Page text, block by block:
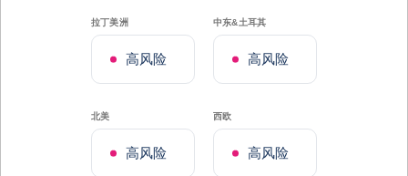
拉丁美洲
高风险
中东&土耳其
高风险
北美
高风险
西欧
高风险